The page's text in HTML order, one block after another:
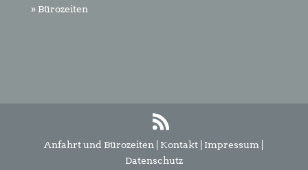
» Bürozeiten
Anfahrt und Bürozeiten Kontakt Impressum
Datenschutz